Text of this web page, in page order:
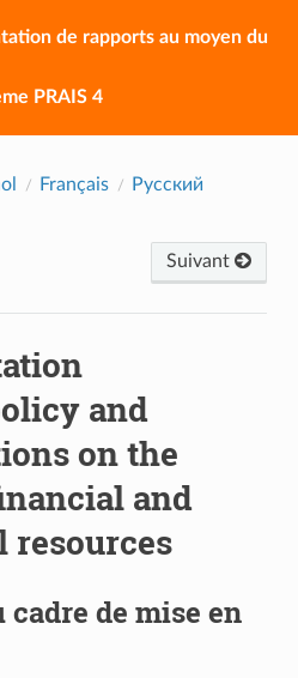
de rapports au moyen du
PRAIS 4
Français
Русский
Suivant
and
on the
and
cadre de mise en